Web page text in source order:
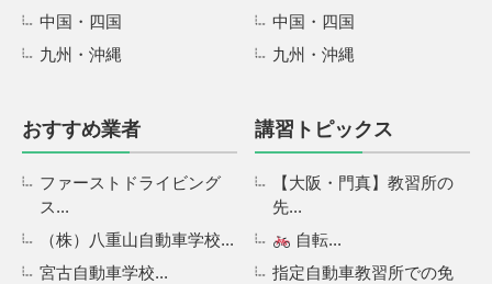
中国・四国
九州・沖縄
中国・四国
九州・沖縄
おすすめ業者
ファーストドライビング
ス...
（株）八重山自動車学校...
宮古自動車学校...
講習トピックス
【大阪・門真】教習所の
先...
自転...
指定自動車教習所での免